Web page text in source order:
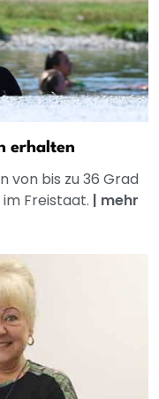
erhalten
von bis zu 36 Grad
Freistaat. | mehr